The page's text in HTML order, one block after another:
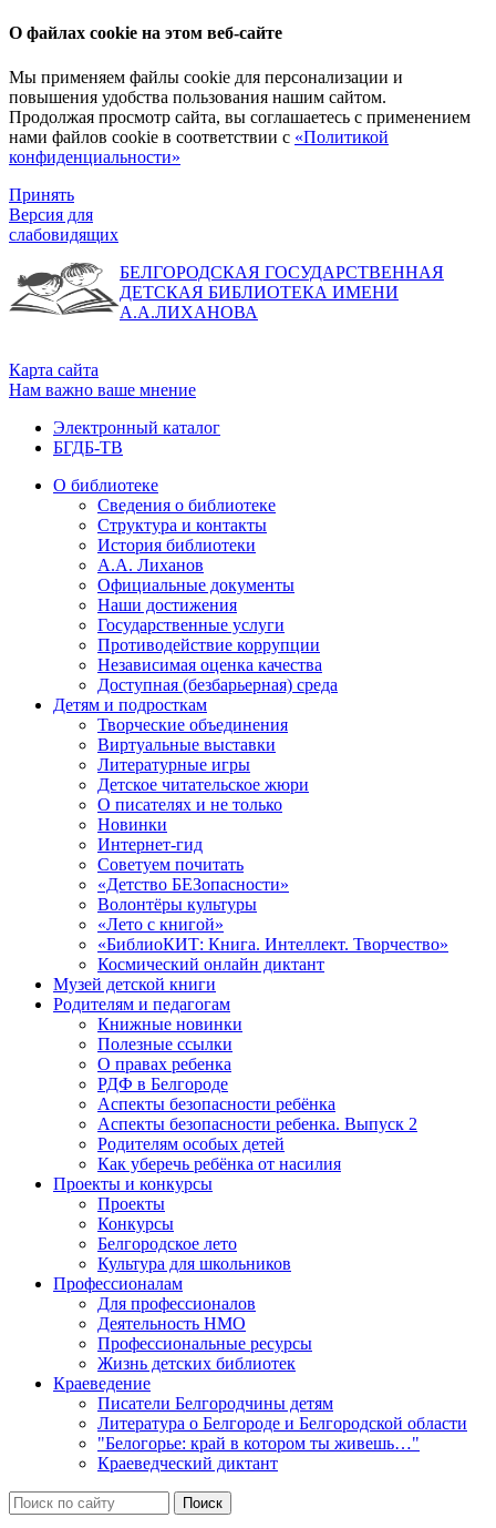
О файлах cookie на этом веб-сайте
Мы применяем файлы cookie для персонализации и
повышения удобства пользования нашим сайтом.
Продолжая просмотр сайта, вы соглашаетесь с применением
нами файлов cookie в соответствии с «Политикой
конфиденциальности»
Принять
Версия для
слабовидящих
БЕЛГОРОДСКАЯ ГОСУДАРСТВЕННАЯ
ДЕТСКАЯ БИБЛИОТЕКА ИМЕНИ
А.А.ЛИХАНОВА
Карта сайта
Нам важно ваше мнение
Электронный каталог
БГДБ-ТВ
О библиотеке
Сведения о библиотеке
Структура и контакты
История библиотеки
А.А. Лиханов
Официальные документы
Наши достижения
Государственные услуги
Противодействие коррупции
Независимая оценка качества
Доступная (безбарьерная) среда
Детям и подросткам
Творческие объединения
Виртуальные выставки
Литературные игры
Детское читательское жюри
О писателях и не только
Новинки
Интернет-гид
Советуем почитать
«Детство БЕЗопасности»
Волонтёры культуры
«Лето с книгой»
«БиблиоКИТ: Книга. Интеллект. Творчество»
Космический онлайн диктант
Музей детской книги
Родителям и педагогам
Книжные новинки
Полезные ссылки
О правах ребенка
РДФ в Белгороде
Аспекты безопасности ребёнка
Аспекты безопасности ребенка. Выпуск 2
Родителям особых детей
Как уберечь ребёнка от насилия
Проекты и конкурсы
Проекты
Конкурсы
Белгородское лето
Культура для школьников
Профессионалам
Для профессионалов
Деятельность НМО
Профессиональные ресурсы
Жизнь детских библиотек
Краеведение
Писатели Белгородчины детям
Литература о Белгороде и Белгородской области
"Белогорье: край в котором ты живешь…"
Краеведческий диктант